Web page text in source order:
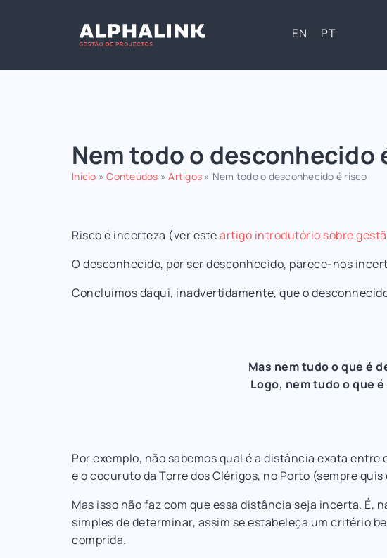
EN PT
Nem todo o desconhecido
Início »Conteúdos »Artigos » Nem todo o desconhecido é risco
Risco é incerteza (ver esteartigo introdutório sobre
O desconhecido, por ser desconhecido, parece-nos
Concluímos daqui, inadvertidamente, que o
Mas nem tudo o que é
Logo, nem tudo o que
Por exemplo, não sabemos qual é a distância exata
e o cocuruto da Torre dos Clérigos, no Porto (sempre
Mas isso não faz com que essa distância seja incerta.
simples de determinar, assim se estabeleça um critério
comprida.